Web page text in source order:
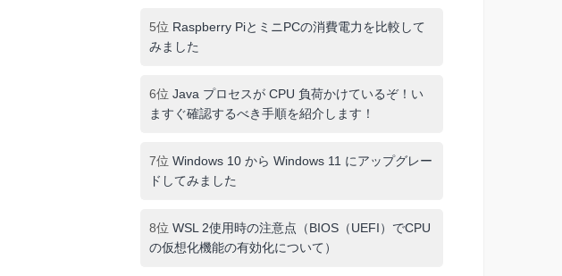
5位 Raspberry PiとミニPCの消費電力を比較して
みました
6位 Java プロセスが CPU 負荷かけているぞ！い
ますぐ確認するべき手順を紹介します！
7位 Windows 10 から Windows 11 にアップグレー
ドしてみました
8位 WSL 2使用時の注意点（BIOS（UEFI）でCPU
の仮想化機能の有効化について）